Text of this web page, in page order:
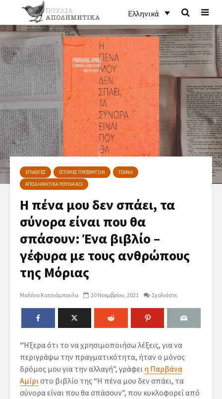
Ελληνικά
ΕΠΙΛΟΓΕΣ ΙΣΤΟΡΙΕΣ ΠΡΟΣΦΥΓΩΝ
ΤΕΧΝΗ
ΑΠΟΔΗΜΗΤΙΚΑ ΠΟΥΛΙΑ #23
Η πένα μου δεν σπάει, τα
σύνορα είναι που θα
σπάσουν: Ένα βιβλίο –
γέφυρα με τους ανθρώπους
της Μόριας
Μαλένα Κατσιάμπουλα 20 Νοεμβρίου, 2021 Σχολιάστε
“Ήξερα ότι το να χρησιμοποιήσω λέξεις, για να
περιγράψω την πραγματικότητα, ήταν ο μόνος
δρόμος μου για την αλλαγή”, γράφει η Παρβάνα
Αμίριστο βιβλίο της “Η πένα μου δεν σπάει, τα
σύνορα είναι που θα σπάσουν”, που κυκλοφορεί από